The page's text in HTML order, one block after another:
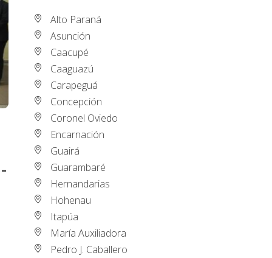
Alto Paraná
Asunción
Caacupé
Caaguazú
Carapeguá
Concepción
Coronel Oviedo
Encarnación
Guairá
Guarambaré
Hernandarias
Hohenau
Itapúa
María Auxiliadora
Pedro J. Caballero